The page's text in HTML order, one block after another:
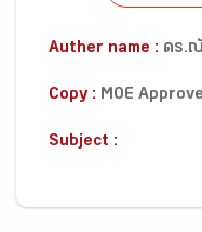
Auther name : ดร.ณั
Copy : MOE
Subject :